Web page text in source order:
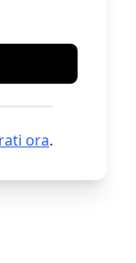
ora.